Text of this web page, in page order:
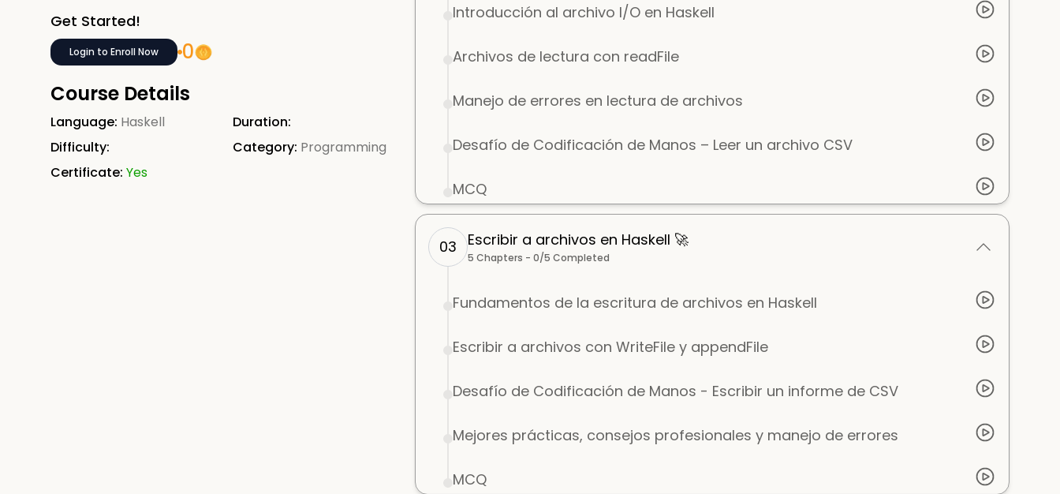
Get Started!
Login to Enroll Now
0
Course Details
Language: Haskell
Duration:
Difficulty:
Category: Programming
Certificate: Yes
Introducción al archivo I/O en Haskell
Archivos de lectura con readFile
Manejo de errores en lectura de archivos
Desafío de Codificación de Manos – Leer un archivo CSV
MCQ
03 Escribir a archivos en Haskell 🚀
5 Chapters - 0/5 Completed
Fundamentos de la escritura de archivos en Haskell
Escribir a archivos con WriteFile y appendFile
Desafío de Codificación de Manos - Escribir un informe de CSV
Mejores prácticas, consejos profesionales y manejo de errores
MCQ